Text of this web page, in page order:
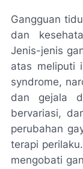
Gangguan
dan
Jenis-jenis
atas meliputi
syndrome,
dan gejala
bervariasi,
perubahan
terapi
mengobati